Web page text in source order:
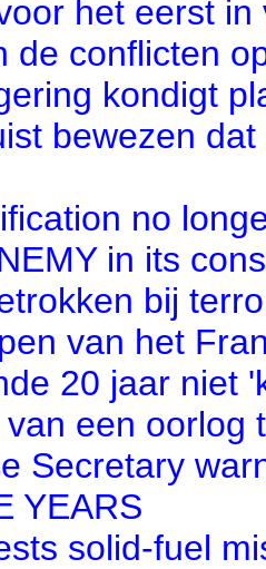
het eerst
de conflicten
kondigt
bewezen
no
in its
bij
van het
20 jaar niet
een oorlog
Secretary
YEARS
solid-fuel